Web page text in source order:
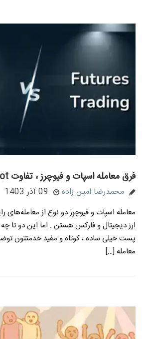
فرق معامله اسپات و فیوچرز ، تفاوت Spot و Futures
محمدرضا امین زاده 09 آذر 1403
معامله اسپات و فیوچرز دو نوع از معامله‌های
ارز دیجیتال و فارکس هستن . اما این دو تا
پست خیلی ساده ، کوتاه و مفید خدمتتون
معامله […]